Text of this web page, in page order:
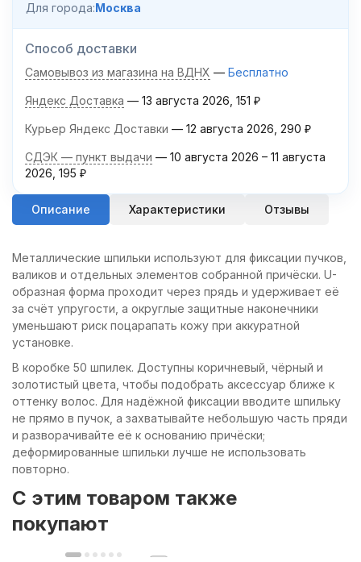
Для города:Москва
Способ доставки
Самовывоз из магазина на ВДНХ Бесплатно
Яндекс Доставка 13 августа 2026 151 ₽
Курьер Яндекс Доставки 12 августа 2026 290 ₽
СДЭК — пункт выдачи 10 августа 2026 – 11 августа
2026 195 ₽
Описание Характеристики Отзывы
Металлические шпильки используют для фиксации пучков,
валиков и отдельных элементов собранной причёски. U-
образная форма проходит через прядь и удерживает её
за счёт упругости, а округлые защитные наконечники
уменьшают риск поцарапать кожу при аккуратной
установке.
В коробке 50 шпилек. Доступны коричневый, чёрный и
золотистый цвета, чтобы подобрать аксессуар ближе к
оттенку волос. Для надёжной фиксации вводите шпильку
не прямо в пучок, а захватывайте небольшую часть пряди
и разворачивайте её к основанию причёски;
деформированные шпильки лучше не использовать
повторно.
C этим товаром также
покупают